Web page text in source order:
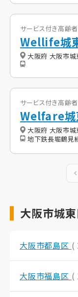
サービス付き高齢
Wellife城
大阪府 大阪市
サービス付き高齢
Welfare城
大阪府 大阪市
地下鉄長堀鶴見
大阪市城
大阪市都島区 (
大阪市福島区 (